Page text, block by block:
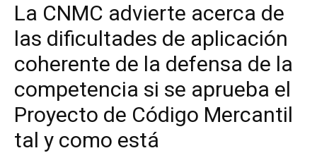
La CNMC advierte acerca de
las dificultades de aplicación
coherente de la defensa de la
competencia si se aprueba el
Proyecto de Código Mercantil
tal y como está